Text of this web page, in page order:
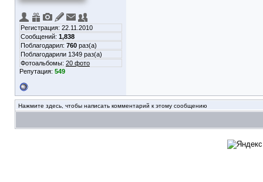
Регистрация: 22.11.2010
Сообщений: 1,838
Поблагодарил: 760 раз(а)
Поблагодарили 1349 раз(а)
Фотоальбомы: 20 фото
Репутация: 549
Нажмите здесь, чтобы написать комментарий к этому сообщению